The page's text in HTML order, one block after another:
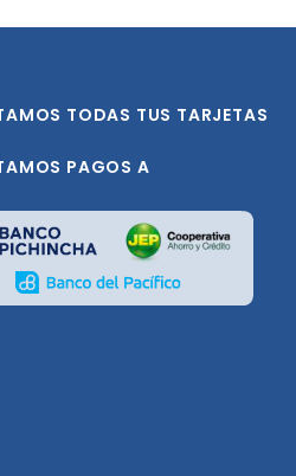
TODAS TUS TARJETAS
PAGOS A